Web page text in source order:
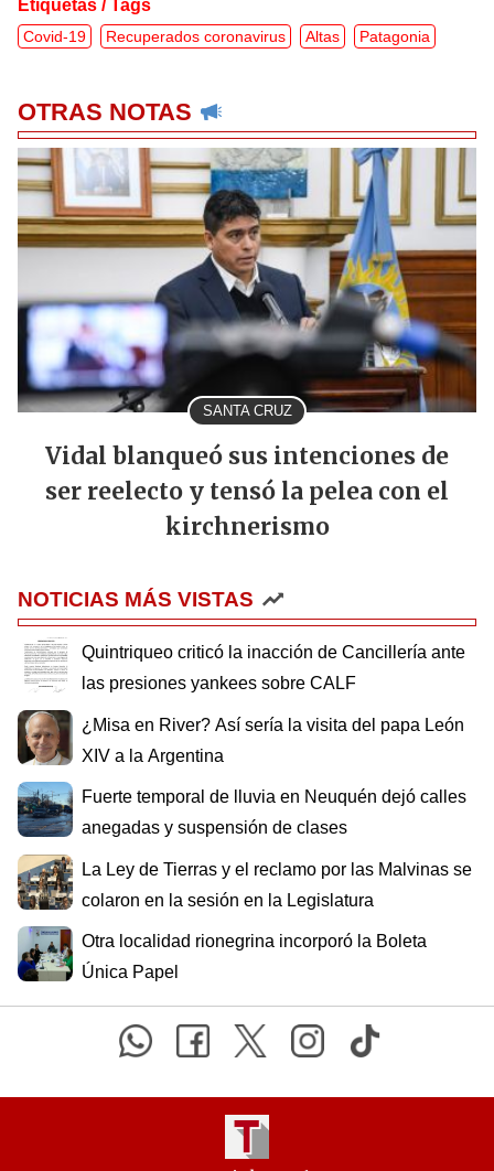
Etiquetas / Tags
Covid-19 Recuperados coronavirus Altas Patagonia
OTRAS NOTAS
SANTA CRUZ
Vidal blanqueó sus intenciones de
ser reelecto y tensó la pelea con el
kirchnerismo
NOTICIAS MÁS VISTAS
Quintriqueo criticó la inacción de Cancillería ante
las presiones yankees sobre CALF
¿Misa en River? Así sería la visita del papa León
XIV a la Argentina
Fuerte temporal de lluvia en Neuquén dejó calles
anegadas y suspensión de clases
La Ley de Tierras y el reclamo por las Malvinas se
colaron en la sesión en la Legislatura
Otra localidad rionegrina incorporó la Boleta
Única Papel